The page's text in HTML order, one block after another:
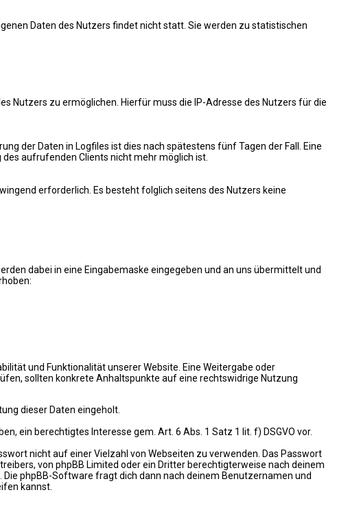
Daten des Nutzers findet nicht statt. Sie werden zu statistischen
Nutzers zu ermöglichen. Hierfür muss die IP-Adresse des Nutzers für die
der Daten in Logfiles ist dies nach spätestens fünf Tagen der Fall. Eine
aufrufenden Clients nicht mehr möglich ist.
erforderlich. Es besteht folglich seitens des Nutzers keine
dabei in eine Eingabemaske eingegeben und an uns übermittelt und
und Funktionalität unserer Website. Eine Weitergabe oder
sollten konkrete Anhaltspunkte auf eine rechtswidrige Nutzung
dieser Daten eingeholt.
ein berechtigtes Interesse gem. Art. 6 Abs. 1 Satz 1 lit. f) DSGVO vor.
nicht auf einer Vielzahl von Webseiten zu verwenden. Das Passwort
von phpBB Limited oder ein Dritter berechtigterweise nach deinem
phpBB-Software fragt dich dann nach deinem Benutzernamen und
kannst.